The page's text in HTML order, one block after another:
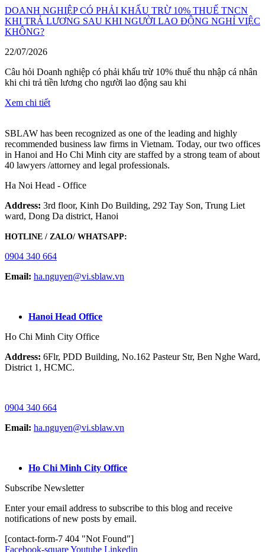
DOANH NGHIỆP CÓ PHẢI KHẤU TRỪ 10% THUẾ TNCN
KHI TRẢ LƯƠNG SAU KHI NGƯỜI LAO ĐỘNG NGHỈ VIỆC
KHÔNG?
22/07/2026
Câu hỏi Doanh nghiệp có phải khấu trừ 10% thuế thu nhập cá nhân
khi chi trả tiền lương cho người lao động sau khi
Xem chi tiết
SBLAW has been recognized as one of the leading and highly
recommended business law firms in Vietnam. Today, our two offices
in Hanoi and Ho Chi Minh city are staffed by a strong team of about
40 lawyers /attorney and legal professionals.
Ha Noi Head - Office
Address: 3rd floor, Kinh Do Building, 292 Tay Son, Trung Liet
ward, Dong Da district, Hanoi
HOTLINE / ZALO/ WHATSAPP:
0904 340 664
Email: ha.nguyen@vi.sblaw.vn
Hanoi Head Office
Ho Chi Minh City Office
Address: 6Flr, PDD Building, No.162 Pasteur Str, Ben Nghe Ward,
District 1, HCMC.
0904 340 664
Email: ha.nguyen@vi.sblaw.vn
Ho Chi Minh City Office
Subscribe Newsletter
Enter your email address to subscribe to this blog and receive
notifications of new posts by email.
[contact-form-7 404 "Not Found"]
Facebook-squareYoutube Linkedin